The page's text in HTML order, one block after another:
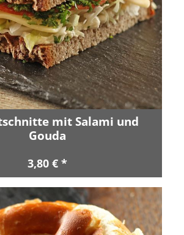
mit Salami und
Gouda
3,80 € *